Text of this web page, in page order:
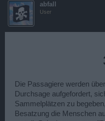
abfall
User
Die Passagiere werden
Durchsage aufgefordert,
Sammelplätzen zu
Besatzung die Menschen